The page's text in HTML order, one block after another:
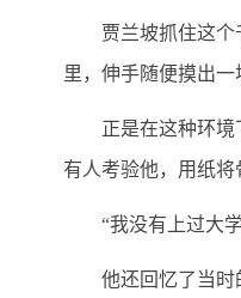
贾兰坡抓住这个千
里，伸手随便摸出
正是在这种环境下
有人考验他，用纸将
“我没有上过大学
他还回忆了当时的